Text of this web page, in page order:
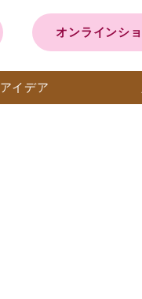
オンラインシ
アイデア